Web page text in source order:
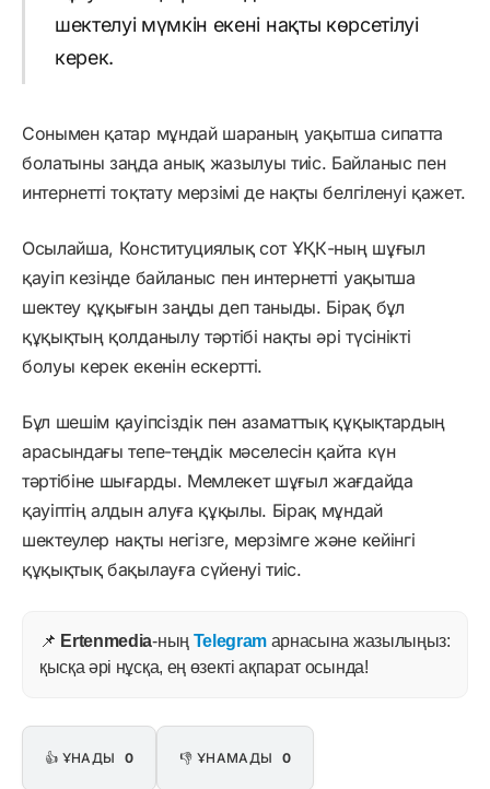
шектелуі мүмкін екені нақты көрсетілуі
керек.
Сонымен қатар мұндай шараның уақытша сипатта
болатыны заңда анық жазылуы тиіс. Байланыс пен
интернетті тоқтату мерзімі де нақты белгіленуі қажет.
Осылайша, Конституциялық сот ҰҚК-ның шұғыл
қауіп кезінде байланыс пен интернетті уақытша
шектеу құқығын заңды деп таныды. Бірақ бұл
құқықтың қолданылу тәртібі нақты әрі түсінікті
болуы керек екенін ескертті.
Бұл шешім қауіпсіздік пен азаматтық құқықтардың
арасындағы тепе-теңдік мәселесін қайта күн
тәртібіне шығарды. Мемлекет шұғыл жағдайда
қауіптің алдын алуға құқылы. Бірақ мұндай
шектеулер нақты негізге, мерзімге және кейінгі
құқықтық бақылауға сүйенуі тиіс.
📌 Ertenmedia-ның Telegram арнасына жазылыңыз:
қысқа әрі нұсқа, ең өзекті ақпарат осында!
👍 ҰНАДЫ 0 👎 ҰНАМАДЫ 0